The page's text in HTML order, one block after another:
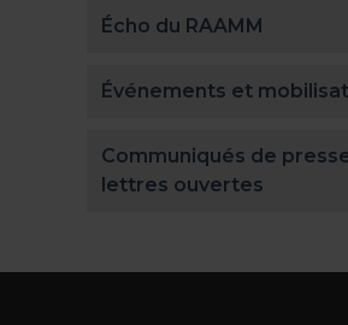
Écho du RAAMM
Événements et
Communiqués de
lettres ouvertes